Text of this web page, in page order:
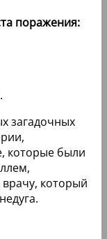
поражения:
загадочных
которые были
который